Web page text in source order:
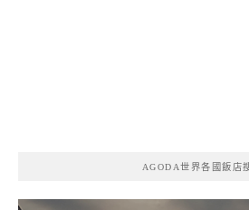
AGODA世界各國飯店